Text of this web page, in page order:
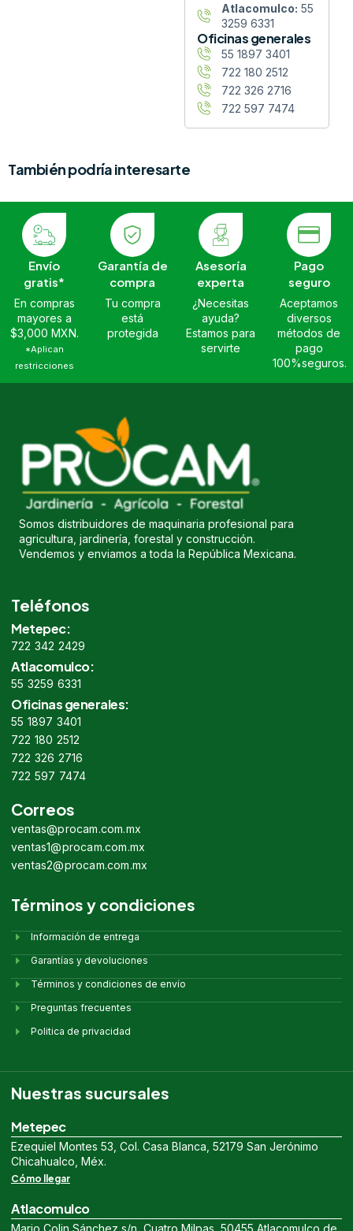
Atlacomulco: 55
3259 6331
Oficinas generales
55 1897 3401
722 180 2512
722 326 2716
722 597 7474
También podría interesarte
Envío
gratis*
En compras
mayores a
$3,000 MXN.
*Aplican
restricciones
Garantía de
compra
Tu compra
está
protegida
Asesoría
experta
¿Necesitas
ayuda?
Estamos para
servirte
Pago
seguro
Aceptamos
diversos
métodos de
pago
100%seguros.
Somos distribuidores de maquinaria profesional para
agricultura, jardinería, forestal y construcción.
Vendemos y enviamos a toda la República Mexicana.
Teléfonos
Metepec:
722 342 2429
Atlacomulco:
55 3259 6331
Oficinas generales:
55 1897 3401
722 180 2512
722 326 2716
722 597 7474
Correos
ventas@procam.com.mx
ventas1@procam.com.mx
ventas2@procam.com.mx
Términos y condiciones
Información de entrega
Garantías y devoluciones
Términos y condiciones de envío
Preguntas frecuentes
Politica de privacidad
Nuestras sucursales
Metepec
Ezequiel Montes 53, Col. Casa Blanca, 52179 San Jerónimo
Chicahualco, Méx.
Cómo llegar
Atlacomulco